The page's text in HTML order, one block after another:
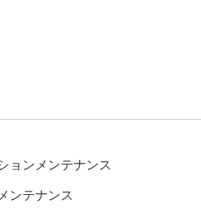
ョンメンテナンス
ンテナンス